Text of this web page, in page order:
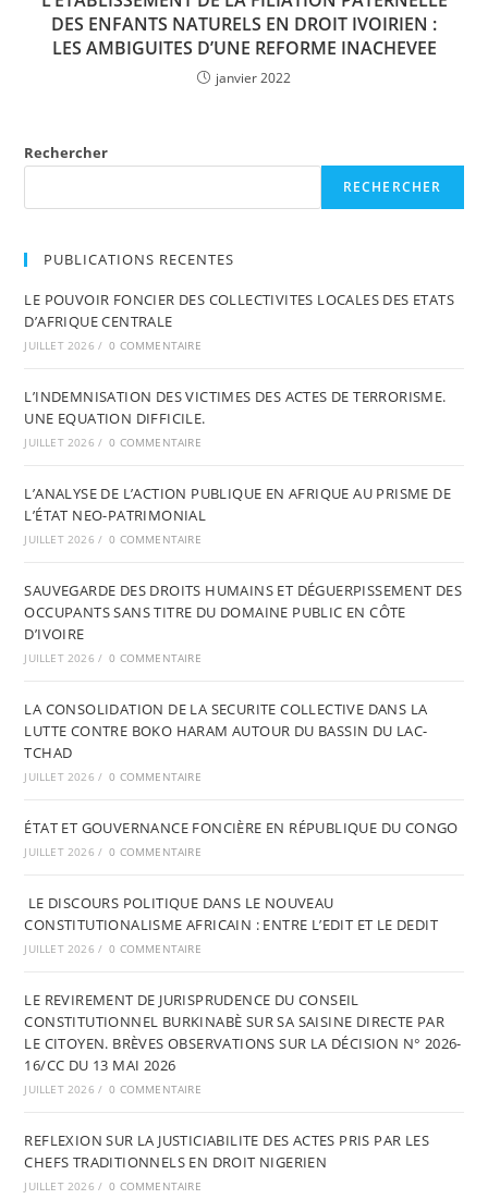
DES ENFANTS NATURELS EN DROIT IVOIRIEN :
LES AMBIGUITES D’UNE REFORME INACHEVEE
janvier 2022
Rechercher
RECHERCHER
PUBLICATIONS RECENTES
LE POUVOIR FONCIER DES COLLECTIVITES LOCALES DES ETATS
D’AFRIQUE CENTRALE
JUILLET 2026 / 0 COMMENTAIRE
L’INDEMNISATION DES VICTIMES DES ACTES DE TERRORISME.
UNE EQUATION DIFFICILE.
JUILLET 2026 / 0 COMMENTAIRE
L’ANALYSE DE L’ACTION PUBLIQUE EN AFRIQUE AU PRISME DE
L’ÉTAT NEO-PATRIMONIAL
JUILLET 2026 / 0 COMMENTAIRE
SAUVEGARDE DES DROITS HUMAINS ET DÉGUERPISSEMENT DES
OCCUPANTS SANS TITRE DU DOMAINE PUBLIC EN CÔTE
D’IVOIRE
JUILLET 2026 / 0 COMMENTAIRE
LA CONSOLIDATION DE LA SECURITE COLLECTIVE DANS LA
LUTTE CONTRE BOKO HARAM AUTOUR DU BASSIN DU LAC-
TCHAD
JUILLET 2026 / 0 COMMENTAIRE
ÉTAT ET GOUVERNANCE FONCIÈRE EN RÉPUBLIQUE DU CONGO
JUILLET 2026 / 0 COMMENTAIRE
LE DISCOURS POLITIQUE DANS LE NOUVEAU
CONSTITUTIONALISME AFRICAIN : ENTRE L’EDIT ET LE DEDIT
JUILLET 2026 / 0 COMMENTAIRE
LE REVIREMENT DE JURISPRUDENCE DU CONSEIL
CONSTITUTIONNEL BURKINABÈ SUR SA SAISINE DIRECTE PAR
LE CITOYEN. BRÈVES OBSERVATIONS SUR LA DÉCISION N° 2026-
16/CC DU 13 MAI 2026
JUILLET 2026 / 0 COMMENTAIRE
REFLEXION SUR LA JUSTICIABILITE DES ACTES PRIS PAR LES
CHEFS TRADITIONNELS EN DROIT NIGERIEN
JUILLET 2026 / 0 COMMENTAIRE